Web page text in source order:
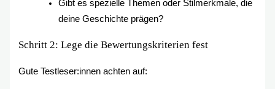
Gibt es spezielle Themen oder Stilmerkmale, die
deine Geschichte prägen?
Schritt 2: Lege die Bewertungskriterien fest
Gute Testleser:innen achten auf: